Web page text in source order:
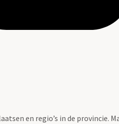
en regio’s in de provincie.